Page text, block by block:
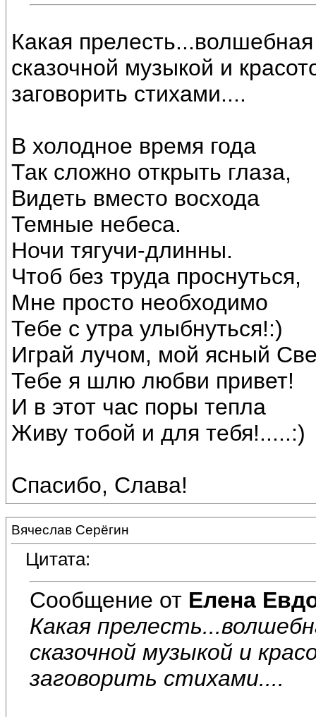
Какая
сказочной музыкой и
заговорить стихами....
В холодное время года
Так сложно открыть глаза,
Видеть вместо восхода
Темные небеса.
Ночи тягучи-длинны.
Чтоб без труда проснуться,
Мне просто необходимо
Тебе с утра улыбнуться!:)
Играй лучом, мой ясный
Тебе я шлю любви привет!
И в этот час поры тепла
Живу тобой и для тебя!.....:)
Спасибо, Слава!
Вячеслав Серёгин
Цитата:
Сообщение от Елена
Какая
сказочной музыкой и
заговорить стихами....